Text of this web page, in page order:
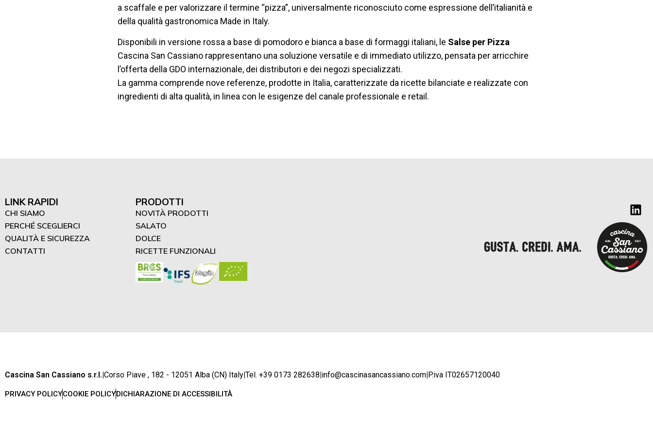
a scaffale e per valorizzare il termine “pizza”, universalmente riconosciuto come espressione dell’italianità e
della qualità gastronomica Made in Italy.
Disponibili in versione rossa a base di pomodoro e bianca a base di formaggi italiani, le Salse per Pizza
Cascina San Cassiano rappresentano una soluzione versatile e di immediato utilizzo, pensata per arricchire
l’offerta della GDO internazionale, dei distributori e dei negozi specializzati.
La gamma comprende nove referenze, prodotte in Italia, caratterizzate da ricette bilanciate e realizzate con
ingredienti di alta qualità, in linea con le esigenze del canale professionale e retail.
LINK RAPIDI
CHI SIAMO
PERCHÉ SCEGLIERCI
QUALITÀ E SICUREZZA
CONTATTI
PRODOTTI
NOVITÀ PRODOTTI
SALATO
DOLCE
RICETTE FUNZIONALI
Cascina San Cassiano s.r.l.|Corso Piave , 182 - 12051 Alba (CN) Italy|Tel. +39 0173 282638|info@cascinasancassiano.com|P.iva IT02657120040
PRIVACY POLICYCOOKIE POLICYDICHIARAZIONE DI ACCESSIBILITÀ